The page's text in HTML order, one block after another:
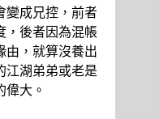
變成兄控，前者
，後者因為混帳
由，就算沒養出
江湖弟弟或老是
大。